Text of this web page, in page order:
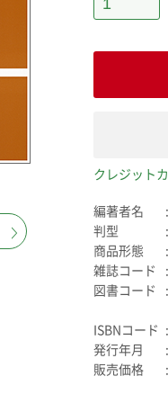
クレジット
編著者名
判型
商品形態
雑誌コード
図書コード
ISBNコード
発行年月
販売価格